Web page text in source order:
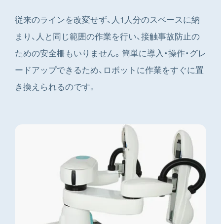
従来のラインを改変せず、人1人分のスペースに納
まり、人と同じ範囲の作業を行い、接触事故防止の
ための安全柵もいりません。簡単に導入・操作・グレ
ードアップできるため、ロボットに作業をすぐに置
き換えられるのです。